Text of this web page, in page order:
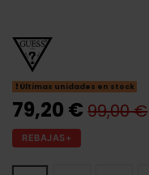
Últimas unidades en stock
79,20 €99,00 €
REBAJAS+